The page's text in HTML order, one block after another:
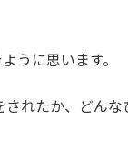
うに思います。
れたか、どんな